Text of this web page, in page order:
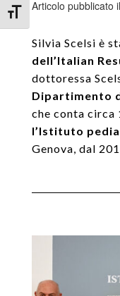
Attiva/disattiva
Articolo pubblicato
Silvia Scelsi è
dell’Italian
dottoressa
Dipartimento
che conta
l’Istituto
Genova, dal